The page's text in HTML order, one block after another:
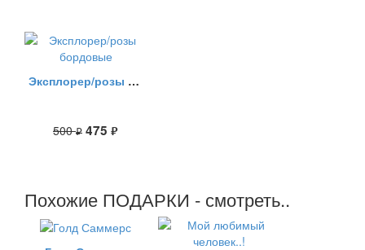
Эксплорер/розы бордовые
500руб. 475 руб.
Похожие ПОДАРКИ - смотреть..